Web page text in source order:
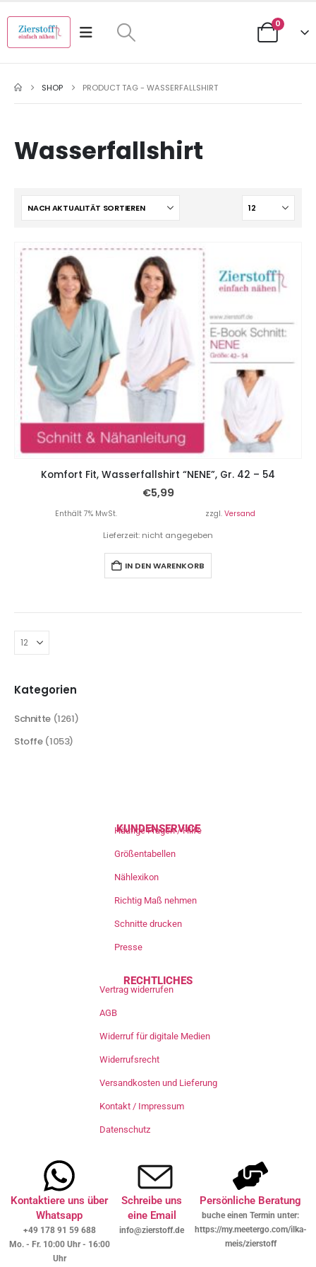
0
SHOP PRODUCT TAG -WASSERFALLSHIRT
Wasserfallshirt
Komfort Fit, Wasserfallshirt “NENE”, Gr. 42 – 54
€5,99
Enthält 7% MwSt. zzgl. Versand
Lieferzeit: nicht angegeben
IN DEN WARENKORB
Kategorien
Schnitte (1261)
Stoffe (1053)
KUNDENSERVICE
Häufige Fragen / Hilfe
Größentabellen
Nählexikon
Richtig Maß nehmen
Schnitte drucken
Presse
RECHTLICHES
Vertrag widerrufen
AGB
Widerruf für digitale Medien
Widerrufsrecht
Versandkosten und Lieferung
Kontakt / Impressum
Datenschutz
Kontaktiere uns über
Whatsapp
+49 178 91 59 688
Mo. - Fr. 10:00 Uhr - 16:00
Uhr
Schreibe uns
eine Email
info@zierstoff.de
Persönliche Beratung
buche einen Termin unter:
https://my.meetergo.com/ilka-
meis/zierstoff